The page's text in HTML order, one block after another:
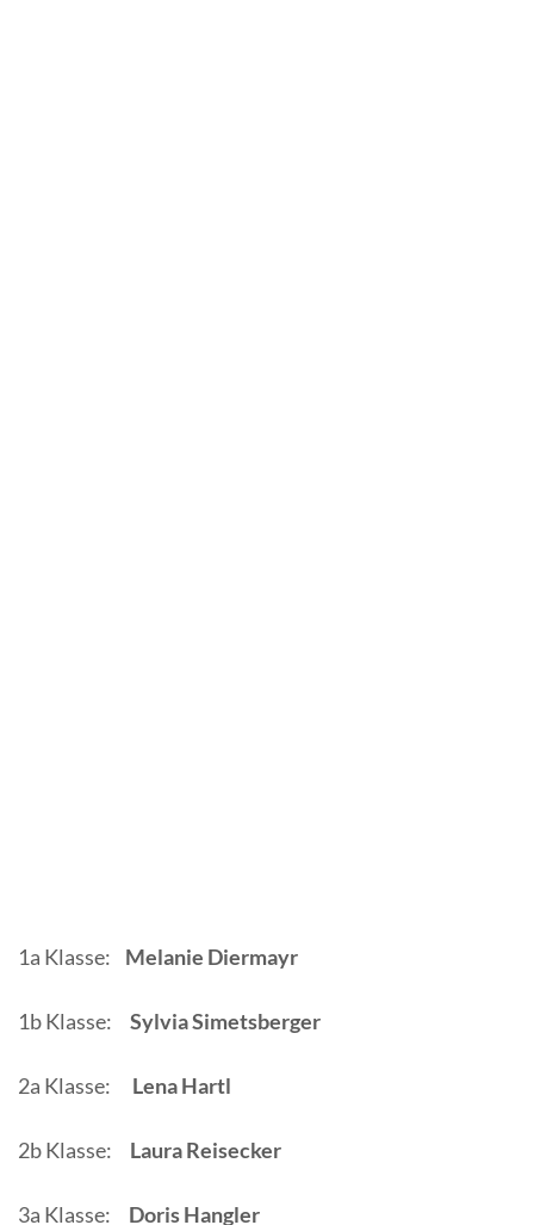
1a Klasse: Melanie Diermayr
1b Klasse: Sylvia Simetsberger
2a Klasse: LenaHartl
2b Klasse: Laura Reisecker
3a Klasse: Doris Hangler